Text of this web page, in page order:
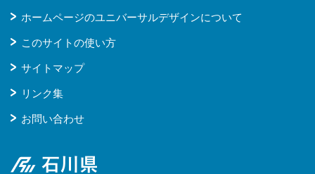
ホームページのユニバーサルデザインについて
このサイトの使い方
サイトマップ
リンク集
お問い合わせ
石川県